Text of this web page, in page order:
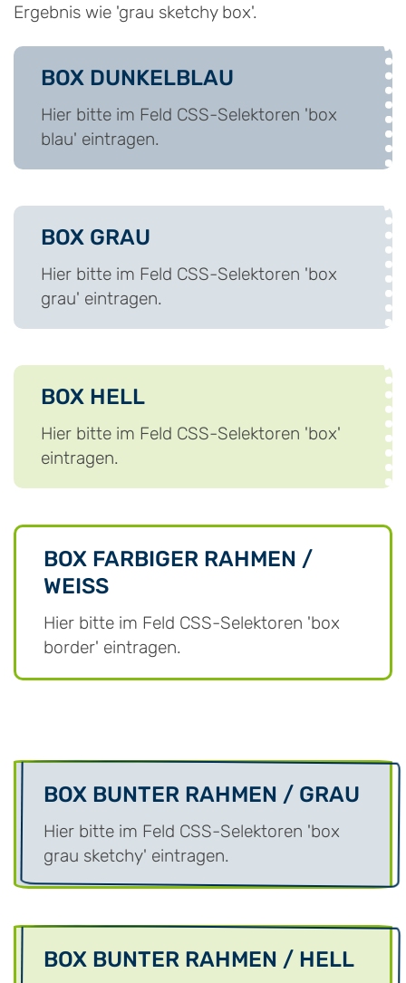
Ergebnis wie 'grau sketchy box'.
BOX DUNKELBLAU
Hier bitte im Feld CSS-Selektoren 'box
blau' eintragen.
BOX GRAU
Hier bitte im Feld CSS-Selektoren 'box
grau' eintragen.
BOX HELL
Hier bitte im Feld CSS-Selektoren 'box'
eintragen.
BOX FARBIGER RAHMEN /
WEISS
Hier bitte im Feld CSS-Selektoren 'box
border' eintragen.
BOX BUNTER RAHMEN / GRAU
Hier bitte im Feld CSS-Selektoren 'box
grau sketchy' eintragen.
BOX BUNTER RAHMEN / HELL